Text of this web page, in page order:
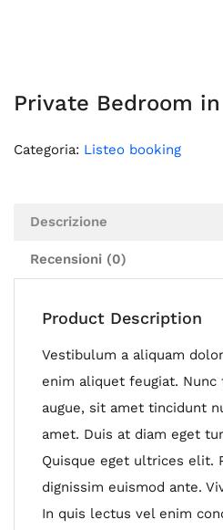
Private Bedroom
Categoria: Listeo booking
Descrizione
Recensioni (0)
Product Description
Vestibulum a aliquam
enim aliquet feugiat.
augue, sit amet tincidunt
amet. Duis at diam eget
Quisque eget ultrices elit.
dignissim euismod ante.
In quis lectus vel enim